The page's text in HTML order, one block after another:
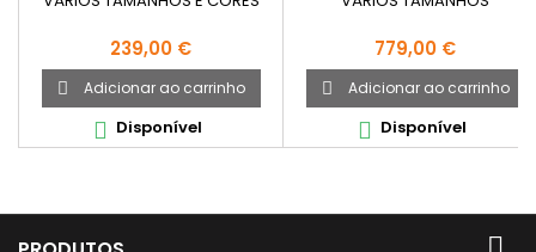
Preço
239,00 €
 Adicionar ao carrinho
 Disponível
Preço
779,00 €
 Adicionar ao carrinho
 Disponível